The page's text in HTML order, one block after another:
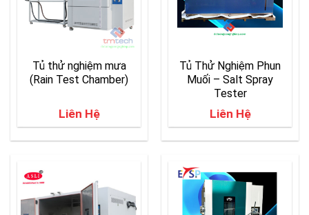
Tủ thử nghiệm mưa
(Rain Test Chamber)
Liên Hệ
Tủ Thử Nghiệm Phun
Muối – Salt Spray
Tester
Liên Hệ